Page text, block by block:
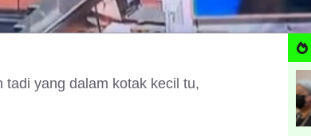
tadi yang dalam kotak kecil tu,